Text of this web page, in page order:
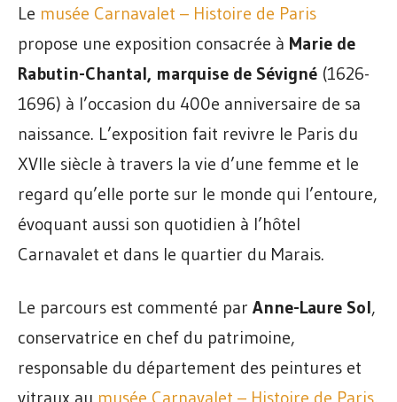
Le musée Carnavalet – Histoire de Paris
propose une exposition consacrée à Marie de
Rabutin-Chantal, marquise de Sévigné (1626-
1696) à l’occasion du 400e anniversaire de sa
naissance. L’exposition fait revivre le Paris du
XVIIe siècle à travers la vie d’une femme et le
regard qu’elle porte sur le monde qui l’entoure,
évoquant aussi son quotidien à l’hôtel
Carnavalet et dans le quartier du Marais.
Le parcours est commenté par Anne-Laure Sol,
conservatrice en chef du patrimoine,
responsable du département des peintures et
vitraux au musée Carnavalet – Histoire de Paris,